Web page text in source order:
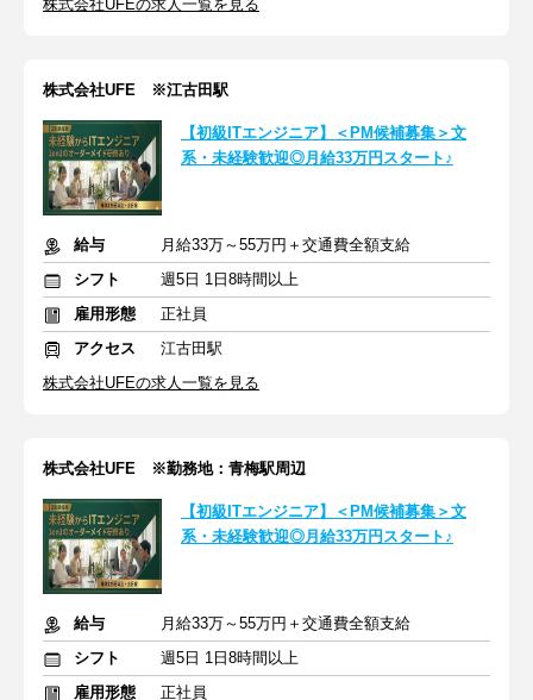
株式会社UFEの求人一覧を見る
株式会社UFE ※江古田駅
【初級ITエンジニア】＜PM候補募集＞文
系・未経験歓迎◎月給33万円スタート♪
給与
月給33万～55万円＋交通費全額支給
シフト
週5日 1日8時間以上
雇用形態
正社員
アクセス
江古田駅
株式会社UFEの求人一覧を見る
株式会社UFE ※勤務地：青梅駅周辺
【初級ITエンジニア】＜PM候補募集＞文
系・未経験歓迎◎月給33万円スタート♪
給与
月給33万～55万円＋交通費全額支給
シフト
週5日 1日8時間以上
雇用形態
正社員